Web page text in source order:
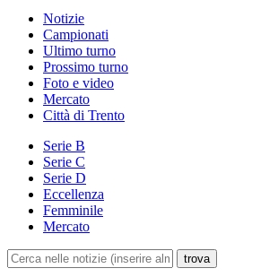
Notizie
Campionati
Ultimo turno
Prossimo turno
Foto e video
Mercato
Città di Trento
Serie B
Serie C
Serie D
Eccellenza
Femminile
Mercato